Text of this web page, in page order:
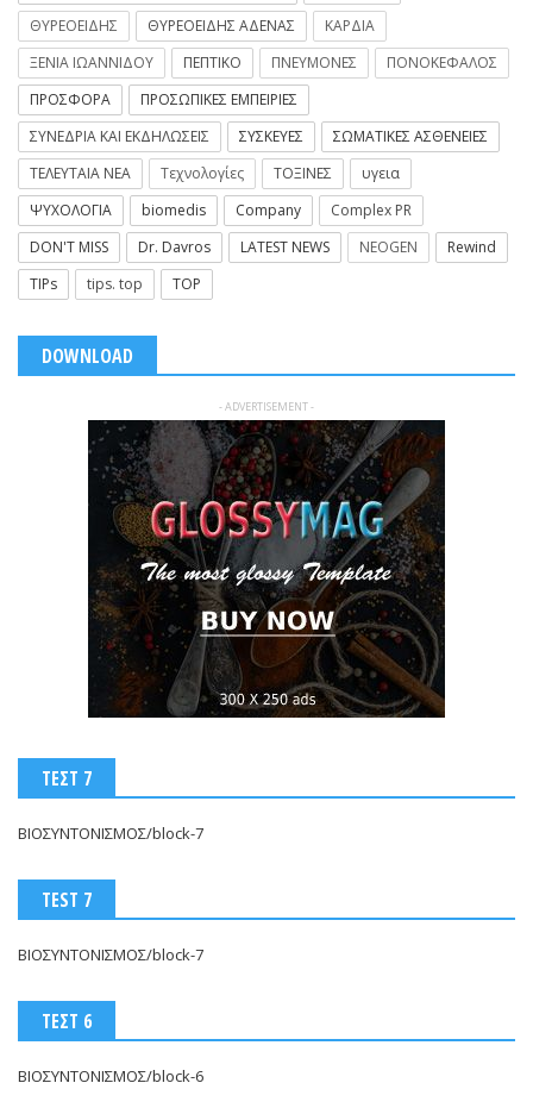
ΘΥΡΕΟΕΙΔΗΣ ΘΥΡΕΟΕΙΔΗΣ ΑΔΕΝΑΣ
ΚΑΡΔΙΑ
ΞΕΝΙΑ ΙΩΑΝΝΙΔΟΥ
ΠΕΠΤΙΚΟ ΠΝΕΥΜΟΝΕΣ
ΠΟΝΟΚΕΦΑΛΟΣ
ΠΡΟΣΦΟΡΑ
ΠΡΟΣΩΠΙΚΕΣ ΕΜΠΕΙΡΙΕΣ
ΣΥΝΕΔΡΙΑ ΚΑΙ ΕΚΔΗΛΩΣΕΙΣ
ΣΥΣΚΕΥΕΣ
ΣΩΜΑΤΙΚΕΣ ΑΣΘΕΝΕΙΕΣ
ΤΕΛΕΥΤΑΙΑ ΝΕΑ
Τεχνολογίες ΤΟΞΙΝΕΣ
υγεια
ΨΥΧΟΛΟΓΙΑ
biomedis Company
Complex PR
DON'T MISS
Dr. Davros LATEST NEWS NEOGEN
Rewind
TIPs
tips. top TOP
DOWNLOAD
- ADVERTISEMENT -
ΤΕΣΤ 7
ΒΙΟΣΥΝΤΟΝΙΣΜΟΣ/block-7
TEST 7
ΒΙΟΣΥΝΤΟΝΙΣΜΟΣ/block-7
ΤΕΣΤ 6
ΒΙΟΣΥΝΤΟΝΙΣΜΟΣ/block-6